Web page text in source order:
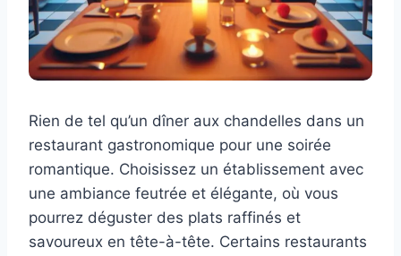
Rien de tel qu’un dîner aux chandelles dans un
restaurant gastronomique pour une soirée
romantique. Choisissez un établissement avec
une ambiance feutrée et élégante, où vous
pourrez déguster des plats raffinés et
savoureux en tête-à-tête. Certains restaurants